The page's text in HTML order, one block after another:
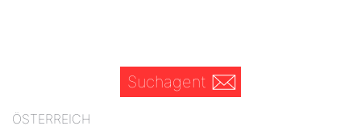
Suchagent
ÖSTERREICH